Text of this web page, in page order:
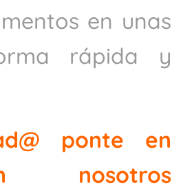
en unas
rápida y
ponte en
nosotros